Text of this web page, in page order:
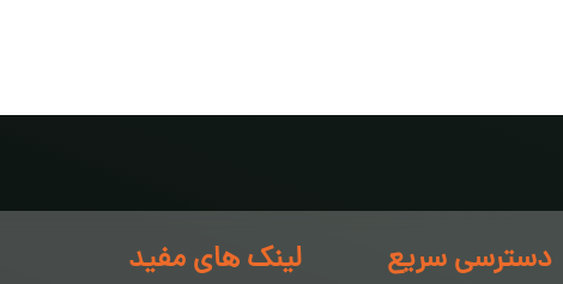
دسترسی سریع لینک های مفید